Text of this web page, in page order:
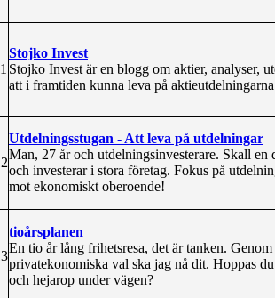
Stojko Invest
Stojko Invest är en blogg om aktier, analyser,
att i framtiden kunna leva på
Utdelningsstugan - Att leva på utdelningar
Man, 27 år och utdelningsinvesterare. Skall
och investerar i stora företag. Fokus på
mot ekonomiskt oberoende!
tioårsplanen
En tio år lång frihetsresa, det är tanken.
privatekonomiska val ska jag nå dit. Hoppas
och hejarop under vägen?